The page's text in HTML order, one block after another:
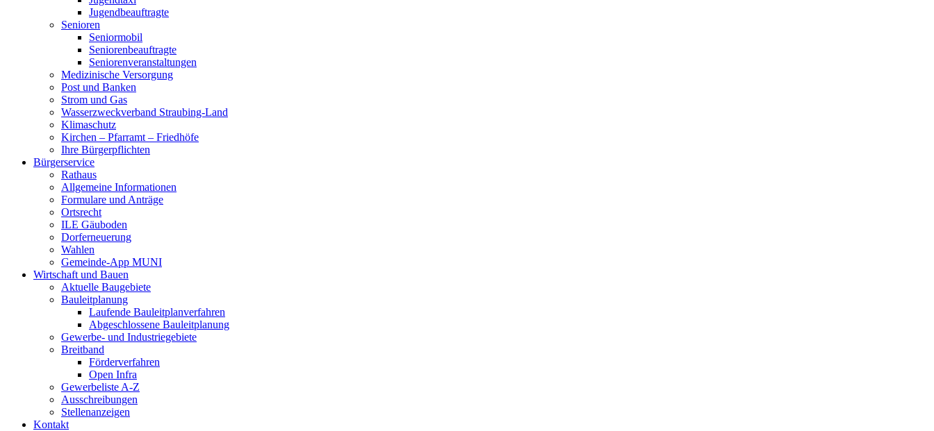
Jugendbeauftragte
Senioren
Seniormobil
Seniorenbeauftragte
Seniorenveranstaltungen
Medizinische Versorgung
Post und Banken
Strom und Gas
Wasserzweckverband Straubing-Land
Klimaschutz
Kirchen – Pfarramt – Friedhöfe
Ihre Bürgerpflichten
Bürgerservice
Rathaus
Allgemeine Informationen
Formulare und Anträge
Ortsrecht
ILE Gäuboden
Dorferneuerung
Wahlen
Gemeinde-App MUNI
Wirtschaft und Bauen
Aktuelle Baugebiete
Bauleitplanung
Laufende Bauleitplanverfahren
Abgeschlossene Bauleitplanung
Gewerbe- und Industriegebiete
Breitband
Förderverfahren
Open Infra
Gewerbeliste A-Z
Ausschreibungen
Stellenanzeigen
Kontakt